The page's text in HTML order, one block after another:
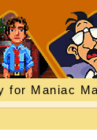
for Maniac